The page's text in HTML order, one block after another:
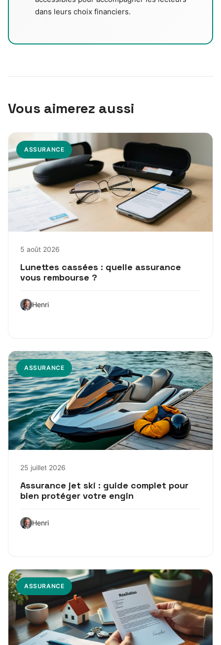
dans leurs choix financiers.
Vous aimerez aussi
ASSURANCE
5 août 2026
Lunettes cassées : quelle assurance
vous rembourse ?
Henri
ASSURANCE
25 juillet 2026
Assurance jet ski : guide complet pour
bien protéger votre engin
Henri
ASSURANCE